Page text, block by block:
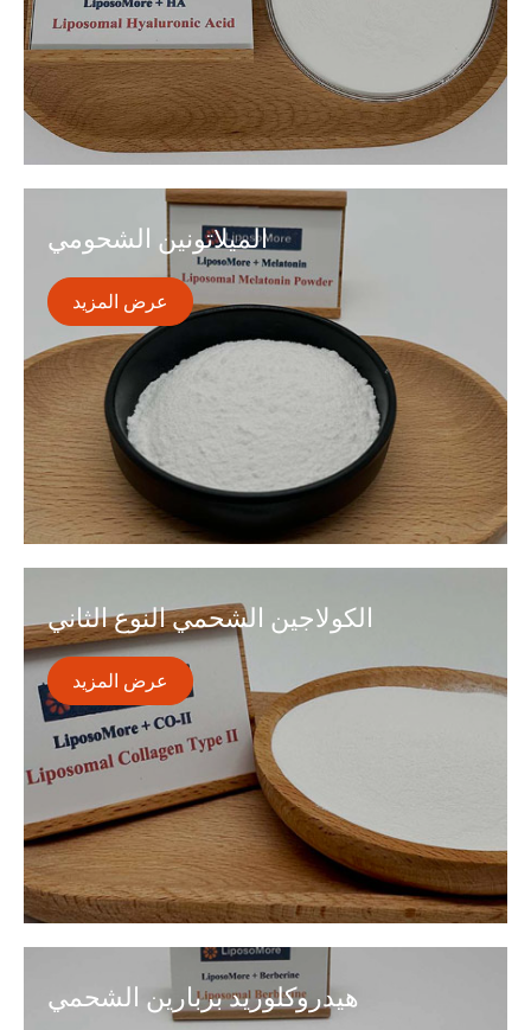
الشحمية ، والتي يمكن استخدامها في تطبيقات مختلفة
مثل العناية بالبشرة ، والأدوية ، وما إلى ذلك. يمكن أن

الميلاتونين الشحومي
عرض المزيد
عندما يتم دمجه مع تقنية الدهون ، يتم تعزيز فعاليته ، مما

الكولاجين الشحمي النوع الثاني
عرض المزيد
يشير الكولاجين الشحمي من النوع الثاني إلى الكولاجين من
النوع الثاني المغليف في الجسيمات الشحمية. يمكن للجسم
امتصاص هذا الشكل من الكولاجين بشكل أكثر فعالية ولعب
هيدروكلوريد بربارين الشحمي